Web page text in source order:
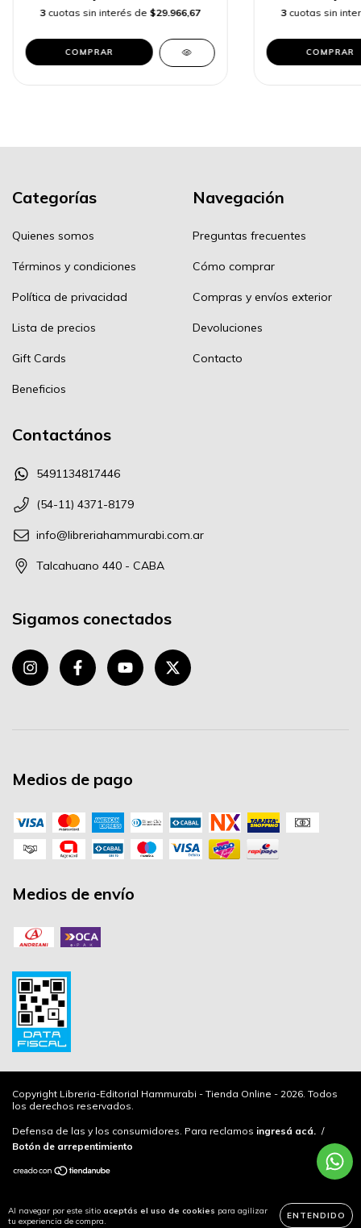
Al navegar por este sitio aceptás el uso de cookies para agilizar
tu experiencia de compra.
ENTENDIDO
3 cuotas sin interés de $29.966,67
COMPRAR
3 cuotas sin
COMPRAR
Categorías
Quienes somos
Términos y condiciones
Política de privacidad
Lista de precios
Gift Cards
Beneficios
Navegación
Preguntas frecuentes
Cómo comprar
Compras y envíos exterior
Devoluciones
Contacto
Contactános
5491134817446
(54-11) 4371-8179
info@libreriahammurabi.com.ar
Talcahuano 440 - CABA
Sigamos conectados
Medios de pago
Medios de envío
Copyright Libreria-Editorial Hammurabi - Tienda Online - 2026. Todos
los derechos reservados.
Defensa de las y los consumidores. Para reclamos ingresá acá. /
Botón de arrepentimiento